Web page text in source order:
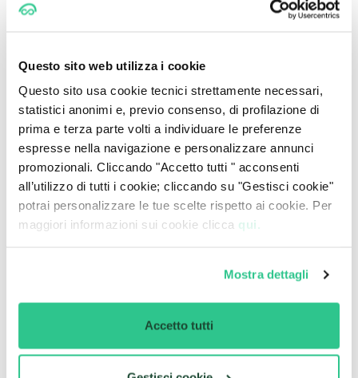
Questo sito web utilizza i cookie
Questo sito usa cookie tecnici strettamente necessari,
statistici anonimi e, previo consenso, di profilazione di
prima e terza parte volti a individuare le preferenze
espresse nella navigazione e personalizzare annunci
promozionali. Cliccando "Accetto tutti " acconsenti
all’utilizzo di tutti i cookie; cliccando su "Gestisci cookie"
potrai personalizzare le tue scelte rispetto ai cookie. Per
maggiori informazioni sui cookie clicca qui.
Mostra dettagli
Accetto tutti
medio
Presa domestica
(3.7 kW)
15–24 h Soluzione base
Wallbox (7.4 kW) 6–8 h
Uso domestico
ottimale
Rete pubblica
Gli accessori includono:
Wallbox domestiche